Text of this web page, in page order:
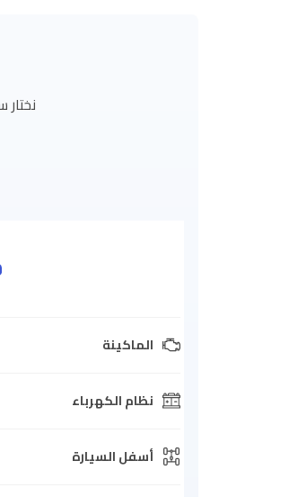
الماكينة
نظام الكهرباء
أسفل السيارة